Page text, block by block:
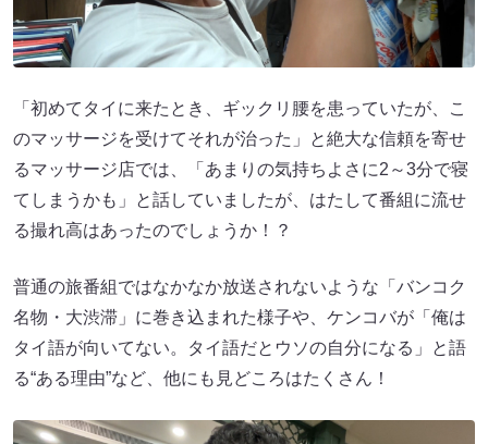
「初めてタイに来たとき、ギックリ腰を患っていたが、こ
のマッサージを受けてそれが治った」と絶大な信頼を寄せ
るマッサージ店では、「あまりの気持ちよさに2～3分で寝
てしまうかも」と話していましたが、はたして番組に流せ
る撮れ高はあったのでしょうか！？
普通の旅番組ではなかなか放送されないような「バンコク
名物・大渋滞」に巻き込まれた様子や、ケンコバが「俺は
タイ語が向いてない。タイ語だとウソの自分になる」と語
る“ある理由”など、他にも見どころはたくさん！